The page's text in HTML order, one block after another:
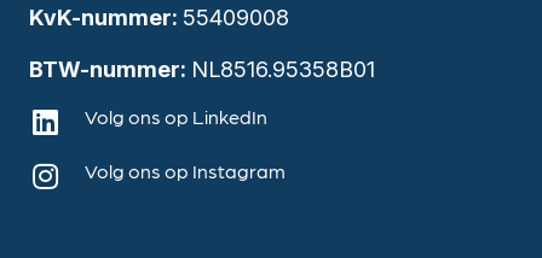
KvK-nummer: 55409008
BTW-nummer: NL8516.95358B01
Volg ons op LinkedIn
Volg ons op Instagram